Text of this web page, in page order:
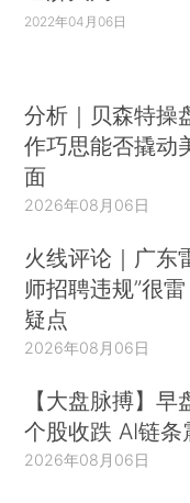
2022年04月06日
分析｜贝森特操
作巧思能否撬动
面
2026年08月06日
火线评论｜广东
师招聘违规”很
疑点
2026年08月06日
【大盘脉搏】
个股收跌 AI链条
2026年08月06日